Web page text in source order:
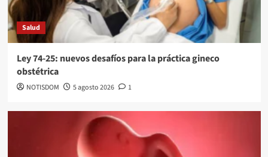
Salud
Ley 74-25: nuevos desafíos para la práctica gineco
obstétrica
NOTISDOM 5 agosto 2026 1